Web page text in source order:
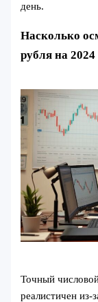
день.
Насколько
рубля на
Точный
реалистичен